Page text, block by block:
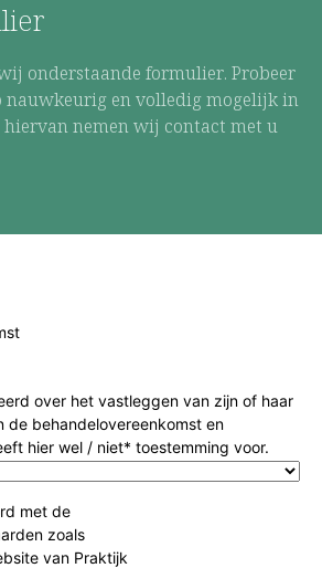
onderstaande formulier. Probeer
nauwkeurig en volledig mogelijk in
hiervan nemen wij contact met u
over het vastleggen van zijn of haar
de behandelovereenkomst en
hier wel / niet* toestemming voor.
met de
zoals
van Praktijk